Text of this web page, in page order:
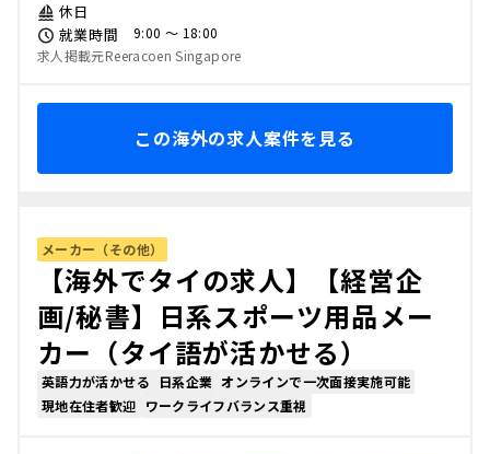
休日
就業時間
9:00 〜 18:00
求人掲載元Reeracoen Singapore
この海外の求人案件を見る
メーカー（その他）
【海外でタイの求人】【経営企
画/秘書】日系スポーツ用品メー
カー（タイ語が活かせる）
英語力が活かせる 日系企業 オンラインで一次面接実施可能
現地在住者歓迎 ワークライフバランス重視